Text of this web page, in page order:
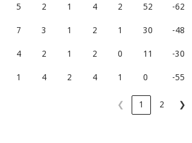
5 2 1 4 2 52 -62
7 3 1 2 1 30 -48
4 2 1 2 0 11 -30
1 4 2 4 1 0 -55
❮ 1 2 ❯